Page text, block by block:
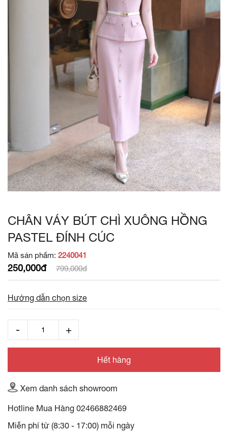
CHÂN VÁY BÚT CHÌ XUÔNG HỒNG
PASTEL ĐÍNH CÚC
Mã sản phẩm: 2240041
250,000đ 799,000đ
Hướng dẫn chọn size
Hết hàng
Xem danh sách showroom
Hotline Mua Hàng 02466882469
Miễn phí từ (8:30 - 17:00) mỗi ngày